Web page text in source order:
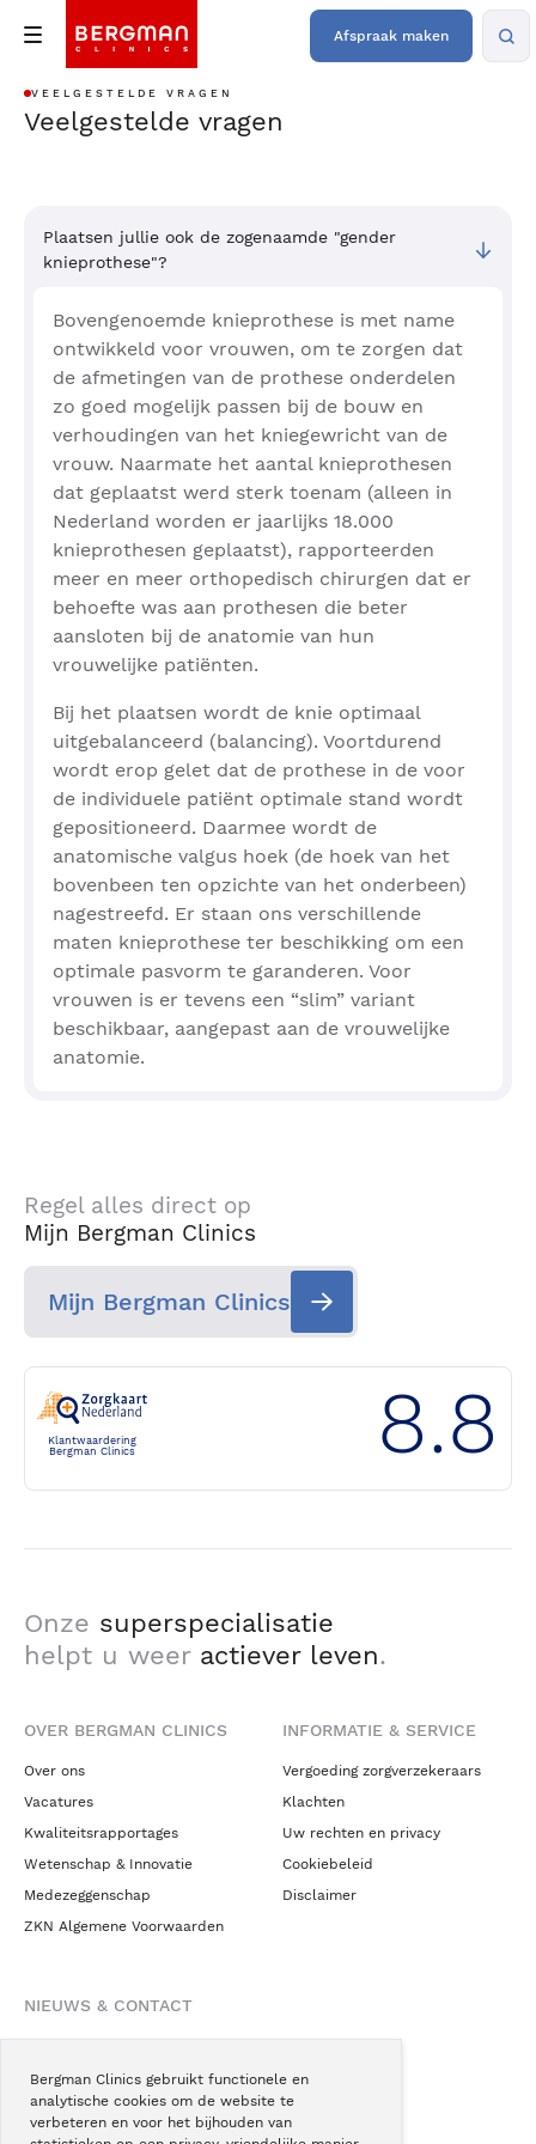
Bergman Clinics gebruikt functionele en
analytische cookies om de website te
verbeteren en voor het bijhouden van
Afspraak maken
VEELGESTELDE VRAGEN
Veelgestelde vragen
Plaatsen jullie ook de zogenaamde "gender
knieprothese"?
Bovengenoemde knieprothese is met name
ontwikkeld voor vrouwen, om te zorgen dat
de afmetingen van de prothese onderdelen
zo goed mogelijk passen bij de bouw en
verhoudingen van het kniegewricht van de
vrouw. Naarmate het aantal knieprothesen
dat geplaatst werd sterk toenam (alleen in
Nederland worden er jaarlijks 18.000
knieprothesen geplaatst), rapporteerden
meer en meer orthopedisch chirurgen dat er
behoefte was aan prothesen die beter
aansloten bij de anatomie van hun
vrouwelijke patiënten.
Bij het plaatsen wordt de knie optimaal
uitgebalanceerd (balancing). Voortdurend
wordt erop gelet dat de prothese in de voor
de individuele patiënt optimale stand wordt
gepositioneerd. Daarmee wordt de
anatomische valgus hoek (de hoek van het
bovenbeen ten opzichte van het onderbeen)
nagestreefd. Er staan ons verschillende
maten knieprothese ter beschikking om een
optimale pasvorm te garanderen. Voor
vrouwen is er tevens een “slim” variant
beschikbaar, aangepast aan de vrouwelijke
anatomie.
Regel alles direct op
Mijn Bergman Clinics
Mijn Bergman Clinics
Klantwaardering
Bergman Clinics
8.8
Onze superspecialisatie
helpt u weer actiever leven.
OVER BERGMAN CLINICS
Over ons
Vacatures
Kwaliteitsrapportages
Wetenschap & Innovatie
Medezeggenschap
ZKN Algemene Voorwaarden
INFORMATIE & SERVICE
Vergoeding zorgverzekeraars
Klachten
Uw rechten en privacy
Cookiebeleid
Disclaimer
NIEUWS & CONTACT
Blogs
Podcast
Pressroom